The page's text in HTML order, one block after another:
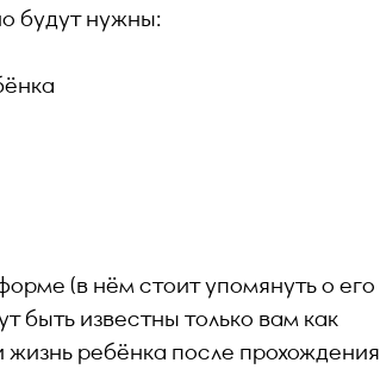
будут нужны:
(в нём стоит упомянуть о его
быть известны только вам как
ребёнка после прохождения